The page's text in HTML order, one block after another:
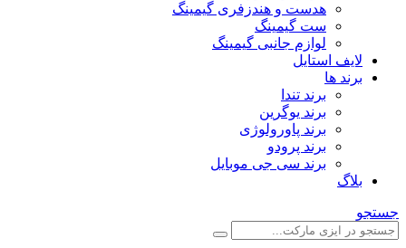
هدست و هندزفری گیمینگ
ست گیمینگ
لوازم جانبی گیمینگ
لایف استایل
برند ها
برند تندا
برند یوگرین
برند پاورولوژی
برند پرودو
برند سی جی موبایل
بلاگ
جستجو